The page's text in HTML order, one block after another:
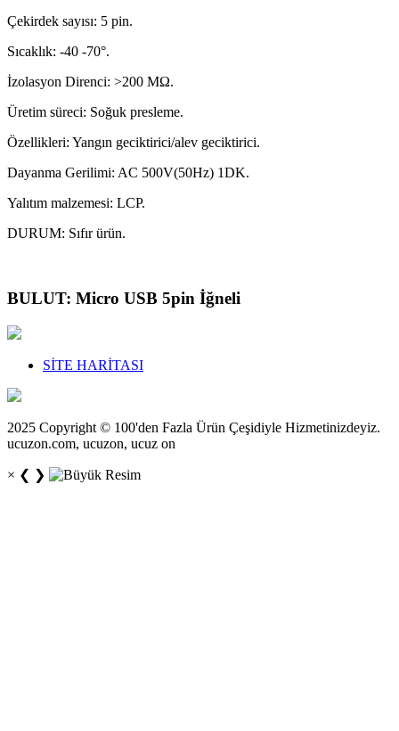
Çekirdek sayısı: 5 pin.
Sıcaklık: -40 -70°.
İzolasyon Direnci: >200 MΩ.
Üretim süreci: Soğuk presleme.
Özellikleri: Yangın geciktirici/alev geciktirici.
Dayanma Gerilimi: AC 500V(50Hz) 1DK.
Yalıtım malzemesi: LCP.
DURUM: Sıfır ürün.
BULUT: Micro USB 5pin İğneli
SİTE HARİTASI
2025 Copyright © 100'den Fazla Ürün Çeşidiyle Hizmetinizdeyiz.
ucuzon.com, ucuzon, ucuz on
× ❮ ❯